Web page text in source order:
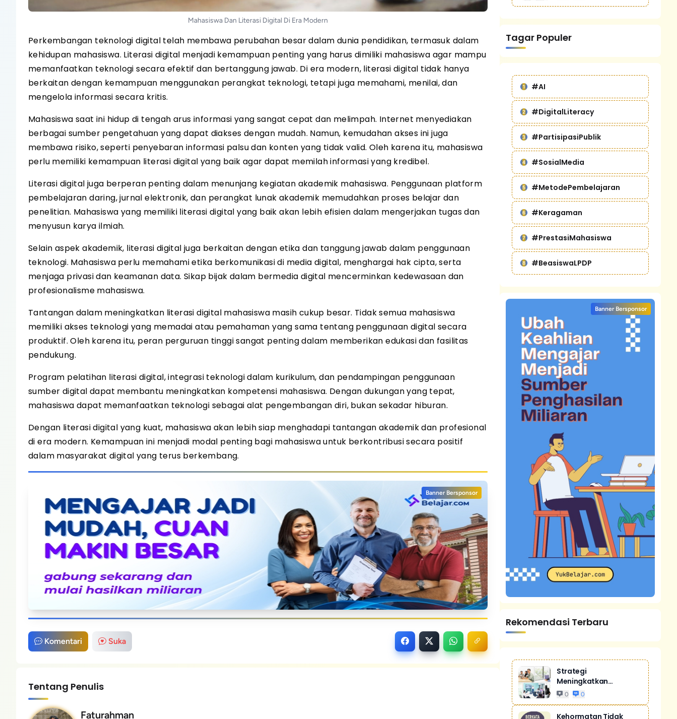
Mahasiswa Dan Literasi Digital Di Era Modern
Perkembangan teknologi digital telah membawa perubahan besar dalam dunia pendidikan, termasuk dalam
kehidupan mahasiswa. Literasi digital menjadi kemampuan penting yang harus dimiliki mahasiswa agar mampu
memanfaatkan teknologi secara efektif dan bertanggung jawab. Di era modern, literasi digital tidak hanya
berkaitan dengan kemampuan menggunakan perangkat teknologi, tetapi juga memahami, menilai, dan
mengelola informasi secara kritis.
Mahasiswa saat ini hidup di tengah arus informasi yang sangat cepat dan melimpah. Internet menyediakan
berbagai sumber pengetahuan yang dapat diakses dengan mudah. Namun, kemudahan akses ini juga
membawa risiko, seperti penyebaran informasi palsu dan konten yang tidak valid. Oleh karena itu, mahasiswa
perlu memiliki kemampuan literasi digital yang baik agar dapat memilah informasi yang kredibel.
Literasi digital juga berperan penting dalam menunjang kegiatan akademik mahasiswa. Penggunaan platform
pembelajaran daring, jurnal elektronik, dan perangkat lunak akademik memudahkan proses belajar dan
penelitian. Mahasiswa yang memiliki literasi digital yang baik akan lebih efisien dalam mengerjakan tugas dan
menyusun karya ilmiah.
Selain aspek akademik, literasi digital juga berkaitan dengan etika dan tanggung jawab dalam penggunaan
teknologi. Mahasiswa perlu memahami etika berkomunikasi di media digital, menghargai hak cipta, serta
menjaga privasi dan keamanan data. Sikap bijak dalam bermedia digital mencerminkan kedewasaan dan
profesionalisme mahasiswa.
Tantangan dalam meningkatkan literasi digital mahasiswa masih cukup besar. Tidak semua mahasiswa
memiliki akses teknologi yang memadai atau pemahaman yang sama tentang penggunaan digital secara
produktif. Oleh karena itu, peran perguruan tinggi sangat penting dalam memberikan edukasi dan fasilitas
pendukung.
Program pelatihan literasi digital, integrasi teknologi dalam kurikulum, dan pendampingan penggunaan
sumber digital dapat membantu meningkatkan kompetensi mahasiswa. Dengan dukungan yang tepat,
mahasiswa dapat memanfaatkan teknologi sebagai alat pengembangan diri, bukan sekadar hiburan.
Dengan literasi digital yang kuat, mahasiswa akan lebih siap menghadapi tantangan akademik dan profesional
di era modern. Kemampuan ini menjadi modal penting bagi mahasiswa untuk berkontribusi secara positif
dalam masyarakat digital yang terus berkembang.
Banner Bersponsor
Komentari Suka
Tentang Penulis
Faturahman
Tagar Populer
#AI
#DigitalLiteracy
#PartisipasiPublik
#SosialMedia
#MetodePembelajaran
#Keragaman
#PrestasiMahasiswa
#BeasiswaLPDP
Banner Bersponsor
Rekomendasi Terbaru
Strategi
Meningkatkan
Penjualan Melalui
0 0
Kehormatan Tidak